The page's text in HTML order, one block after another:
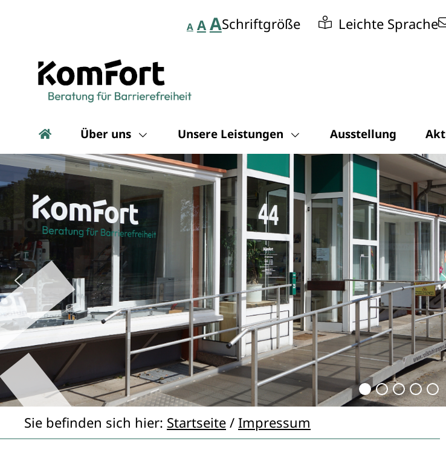
A A ASchriftgröße Leichte Sprache
Über uns Unsere Leistungen Ausstellung
Sie befinden sich hier: Startseite / Impressum